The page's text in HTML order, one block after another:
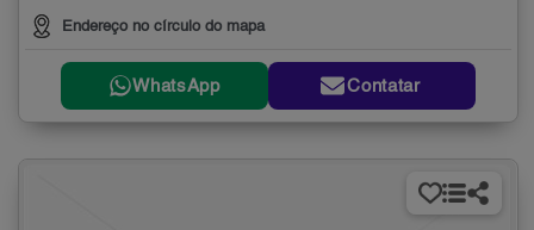
Endereço no círculo do mapa
WhatsApp Contatar